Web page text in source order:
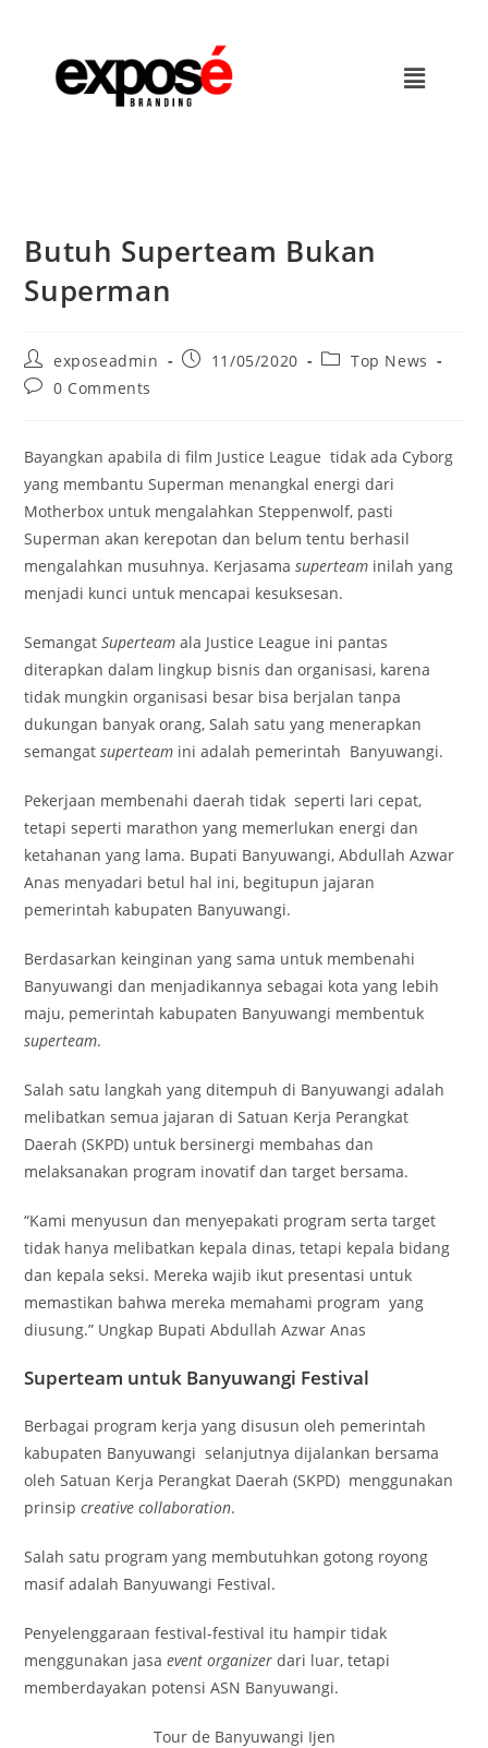
Butuh Superteam Bukan
Superman
exposeadmin 11/05/2020
Top News
0 Comments
Bayangkan apabila di film Justice League tidak ada Cyborg
yang membantu Superman menangkal energi dari
Motherbox untuk mengalahkan Steppenwolf, pasti
Superman akan kerepotan dan belum tentu berhasil
mengalahkan musuhnya. Kerjasamasuperteam inilah yang
menjadi kunci untuk mencapai kesuksesan.
SemangatSuperteam ala Justice League ini pantas
diterapkan dalam lingkup bisnis dan organisasi, karena
tidak mungkin organisasi besar bisa berjalan tanpa
dukungan banyak orang, Salah satu yang menerapkan
semangatsuperteam ini adalah pemerintah Banyuwangi.
Pekerjaan membenahi daerah tidak seperti lari cepat,
tetapi seperti marathon yang memerlukan energi dan
ketahanan yang lama. Bupati Banyuwangi, Abdullah Azwar
Anas menyadari betul hal ini, begitupun jajaran
pemerintah kabupaten Banyuwangi.
Berdasarkan keinginan yang sama untuk membenahi
Banyuwangi dan menjadikannya sebagai kota yang lebih
maju, pemerintah kabupaten Banyuwangi membentuk
superteam.
Salah satu langkah yang ditempuh di Banyuwangi adalah
melibatkan semua jajaran di Satuan Kerja Perangkat
Daerah (SKPD) untuk bersinergi membahas dan
melaksanakan program inovatif dan target bersama.
“Kami menyusun dan menyepakati program serta target
tidak hanya melibatkan kepala dinas, tetapi kepala bidang
dan kepala seksi. Mereka wajib ikut presentasi untuk
memastikan bahwa mereka memahami program yang
diusung.” Ungkap Bupati Abdullah Azwar Anas
Superteam untuk Banyuwangi Festival
Berbagai program kerja yang disusun oleh pemerintah
kabupaten Banyuwangi selanjutnya dijalankan bersama
oleh Satuan Kerja Perangkat Daerah (SKPD) menggunakan
prinsipcreative collaboration.
Salah satu program yang membutuhkan gotong royong
masif adalah Banyuwangi Festival.
Penyelenggaraan festival-festival itu hampir tidak
menggunakan jasaevent organizerdari luar, tetapi
memberdayakan potensi ASN Banyuwangi.
Tour de Banyuwangi Ijen